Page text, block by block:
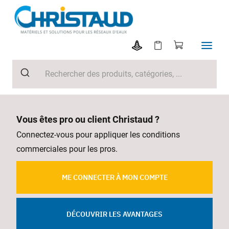
Vous êtes pro ou client Christaud ?
Connectez-vous pour appliquer les conditions
commerciales pour les pros.
ME CONNECTER À MON COMPTE
DÉCOUVRIR LES AVANTAGES